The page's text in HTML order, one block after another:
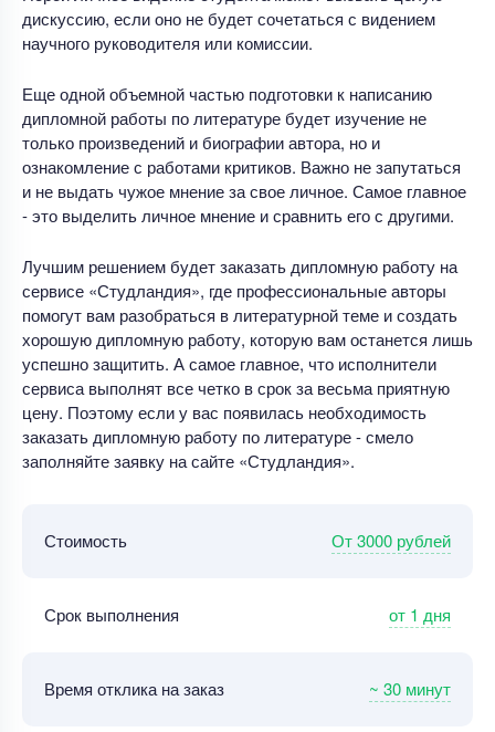
дискуссию, если оно не будет сочетаться с видением
научного руководителя или комиссии.
Еще одной объемной частью подготовки к написанию
дипломной работы по литературе будет изучение не
только произведений и биографии автора, но и
ознакомление с работами критиков. Важно не запутаться
и не выдать чужое мнение за свое личное. Самое главное
- это выделить личное мнение и сравнить его с другими.
Лучшим решением будет заказать дипломную работу на
сервисе «Студландия», где профессиональные авторы
помогут вам разобраться в литературной теме и создать
хорошую дипломную работу, которую вам останется лишь
успешно защитить. А самое главное, что исполнители
сервиса выполнят все четко в срок за весьма приятную
цену. Поэтому если у вас появилась необходимость
заказать дипломную работу по литературе - смело
заполняйте заявку на сайте «Студландия».
Стоимость От 3000 рублей
Срок выполнения от 1 дня
Время отклика на заказ ~ 30 минут